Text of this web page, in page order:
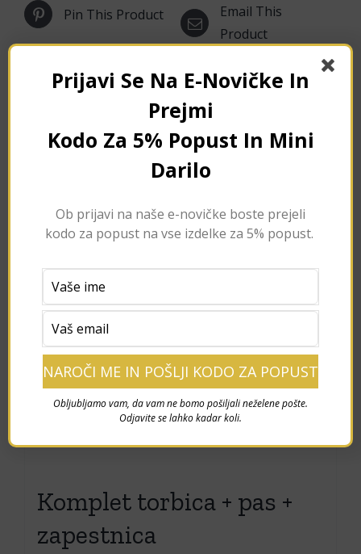
Pin This Product
Email This
Product
Komplet torbica + pas +
zapestnica
Prijavi Se Na E-Novičke In
Prejmi
Kodo Za 5% Popust In Mini
Darilo
Ob prijavi na naše e-novičke boste prejeli
kodo za popust na vse izdelke za 5% popust.
Obljubljamo vam, da vam ne bomo pošiljali neželene pošte.
Odjavite se lahko kadar koli.